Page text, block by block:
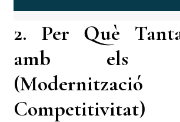
2. Per Què
amb els
Competitivitat)